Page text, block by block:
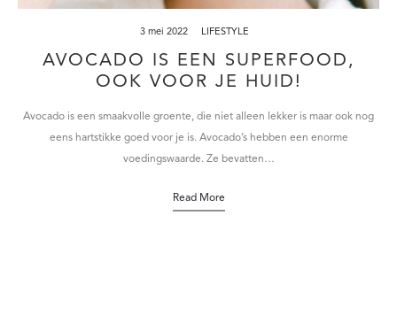
3 mei 2022 LIFESTYLE
AVOCADO IS EEN SUPERFOOD,
OOK VOOR JE HUID!
Avocado is een smaakvolle groente, die niet alleen lekker is maar ook nog
eens hartstikke goed voor je is. Avocado’s hebben een enorme
voedingswaarde. Ze bevatten…
Read More